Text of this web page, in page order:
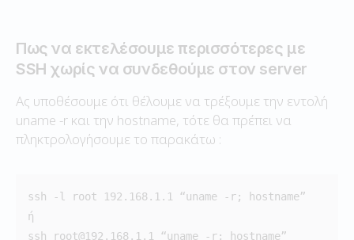
Πως να εκτελέσουμε περισσότερες με
SSH χωρίς να συνδεθούμε στον server
Ας υποθέσουμε ότι θέλουμε να τρέξουμε την εντολή
uname -r και την hostname, τότε θα πρέπει να
πληκτρολογήσουμε το παρακάτω :
ssh -l root 192.168.1.1 “uname -r; hostname”
ή
ssh root@192.168.1.1 “uname -r; hostname”